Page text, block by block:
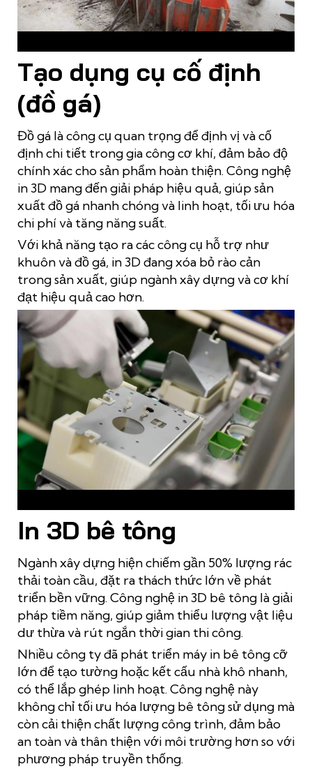
Tạo dụng cụ cố định
(đồ gá)
Đồ gá là công cụ quan trọng để định vị và cố
định chi tiết trong gia công cơ khí, đảm bảo độ
chính xác cho sản phẩm hoàn thiện. Công nghệ
in 3D mang đến giải pháp hiệu quả, giúp sản
xuất đồ gá nhanh chóng và linh hoạt, tối ưu hóa
chi phí và tăng năng suất.
Với khả năng tạo ra các công cụ hỗ trợ như
khuôn và đồ gá, in 3D đang xóa bỏ rào cản
trong sản xuất, giúp ngành xây dựng và cơ khí
đạt hiệu quả cao hơn.
In 3D bê tông
Ngành xây dựng hiện chiếm gần 50% lượng rác
thải toàn cầu, đặt ra thách thức lớn về phát
triển bền vững. Công nghệ in 3D bê tông là giải
pháp tiềm năng, giúp giảm thiểu lượng vật liệu
dư thừa và rút ngắn thời gian thi công.
Nhiều công ty đã phát triển máy in bê tông cỡ
lớn để tạo tường hoặc kết cấu nhà khô nhanh,
có thể lắp ghép linh hoạt. Công nghệ này
không chỉ tối ưu hóa lượng bê tông sử dụng mà
còn cải thiện chất lượng công trình, đảm bảo
an toàn và thân thiện với môi trường hơn so với
phương pháp truyền thống.